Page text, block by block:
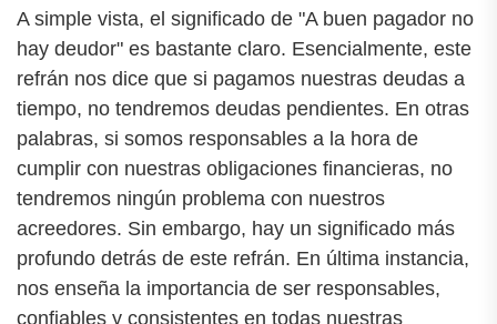
A simple vista, el significado de "A buen pagador no
hay deudor" es bastante claro. Esencialmente, este
refrán nos dice que si pagamos nuestras deudas a
tiempo, no tendremos deudas pendientes. En otras
palabras, si somos responsables a la hora de
cumplir con nuestras obligaciones financieras, no
tendremos ningún problema con nuestros
acreedores. Sin embargo, hay un significado más
profundo detrás de este refrán. En última instancia,
nos enseña la importancia de ser responsables,
confiables y consistentes en todas nuestras